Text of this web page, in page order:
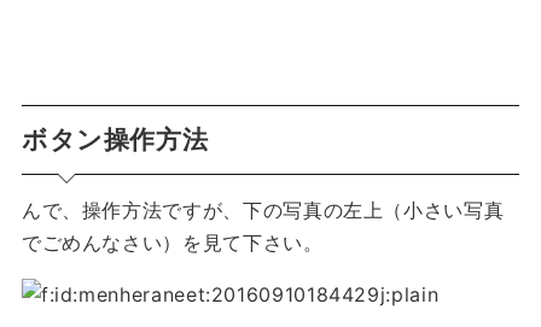
ボタン操作方法
んで、操作方法ですが、下の写真の左上（小さい写真
でごめんなさい）を見て下さい。